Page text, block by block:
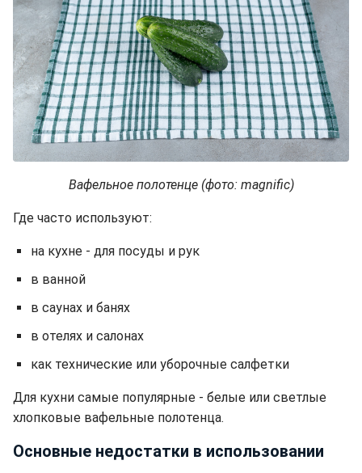
Вафельное полотенце (фото: magnific)
Где часто используют:
на кухне - для посуды и рук
в ванной
в саунах и банях
в отелях и салонах
как технические или уборочные салфетки
Для кухни самые популярные - белые или светлые
хлопковые вафельные полотенца.
Основные недостатки в использовании